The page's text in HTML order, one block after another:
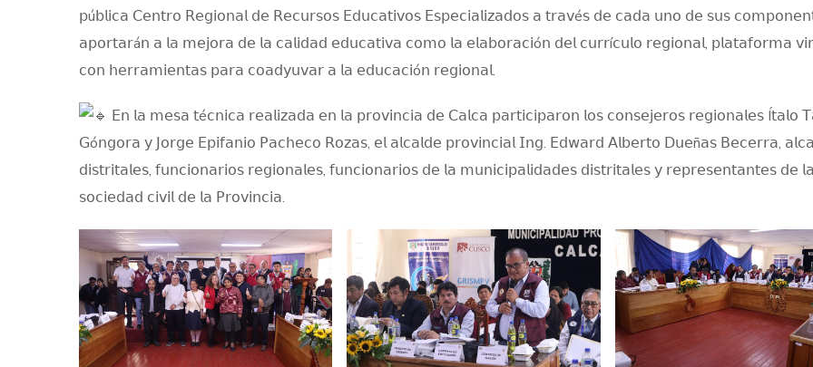
𝗉ú𝖻𝗅𝗂𝖼𝖺 𝖢𝖾𝗇𝗍𝗋𝗈 𝖱𝖾𝗀𝗂𝗈𝗇𝖺𝗅 𝖽𝖾 𝖱𝖾𝖼𝗎𝗋𝗌𝗈𝗌 𝖤𝖽𝗎𝖼𝖺𝗍𝗂𝗏𝗈𝗌 𝖤𝗌𝗉𝖾𝖼𝗂𝖺𝗅𝗂𝗓𝖺𝖽𝗈𝗌 𝖺 𝗍𝗋𝖺𝗏é𝗌 𝖽𝖾 𝖼𝖺𝖽𝖺 𝗎𝗇𝗈 𝖽𝖾 𝗌𝗎𝗌
𝖺𝗉𝗈𝗋𝗍𝖺𝗋á𝗇 𝖺 𝗅𝖺 𝗆𝖾𝗃𝗈𝗋𝖺 𝖽𝖾 𝗅𝖺 𝖼𝖺𝗅𝗂𝖽𝖺𝖽 𝖾𝖽𝗎𝖼𝖺𝗍𝗂𝗏𝖺 𝖼𝗈𝗆𝗈 𝗅𝖺 𝖾𝗅𝖺𝖻𝗈𝗋𝖺𝖼𝗂ó𝗇 𝖽𝖾𝗅 𝖼𝗎𝗋𝗋í𝖼𝗎𝗅𝗈 𝗋𝖾𝗀𝗂𝗈𝗇𝖺𝗅, 𝗉𝗅𝖺𝗍𝖺𝖿𝗈𝗋𝗆𝖺
𝖼𝗈𝗇 𝗁𝖾𝗋𝗋𝖺𝗆𝗂𝖾𝗇𝗍𝖺𝗌 𝗉𝖺𝗋𝖺 𝖼𝗈𝖺𝖽𝗒𝗎𝗏𝖺𝗋 𝖺 𝗅𝖺 𝖾𝖽𝗎𝖼𝖺𝖼𝗂ó𝗇 𝗋𝖾𝗀𝗂𝗈𝗇𝖺𝗅.
𝖤𝗇 𝗅𝖺 𝗆𝖾𝗌𝖺 𝗍é𝖼𝗇𝗂𝖼𝖺 𝗋𝖾𝖺𝗅𝗂𝗓𝖺𝖽𝖺 𝖾𝗇 𝗅𝖺 𝗉𝗋𝗈𝗏𝗂𝗇𝖼𝗂𝖺 𝖽𝖾 𝖢𝖺𝗅𝖼𝖺 𝗉𝖺𝗋𝗍𝗂𝖼𝗂𝗉𝖺𝗋𝗈𝗇 𝗅𝗈𝗌 𝖼𝗈𝗇𝗌𝖾𝗃𝖾𝗋𝗈𝗌 𝗋𝖾𝗀𝗂𝗈𝗇𝖺𝗅𝖾𝗌 Í𝗍𝖺𝗅𝗈
𝖦ó𝗇𝗀𝗈𝗋𝖺 𝗒 𝖩𝗈𝗋𝗀𝖾 𝖤𝗉𝗂𝖿𝖺𝗇𝗂𝗈 𝖯𝖺𝖼𝗁𝖾𝖼𝗈 𝖱𝗈𝗓𝖺𝗌, 𝖾𝗅 𝖺𝗅𝖼𝖺𝗅𝖽𝖾 𝗉𝗋𝗈𝗏𝗂𝗇𝖼𝗂𝖺𝗅 𝖨𝗇𝗀. 𝖤𝖽𝗐𝖺𝗋𝖽 𝖠𝗅𝖻𝖾𝗋𝗍𝗈 𝖣𝗎𝖾ñ𝖺𝗌 𝖡𝖾𝖼𝖾𝗋𝗋𝖺,
𝖽𝗂𝗌𝗍𝗋𝗂𝗍𝖺𝗅𝖾𝗌, 𝖿𝗎𝗇𝖼𝗂𝗈𝗇𝖺𝗋𝗂𝗈𝗌 𝗋𝖾𝗀𝗂𝗈𝗇𝖺𝗅𝖾𝗌, 𝖿𝗎𝗇𝖼𝗂𝗈𝗇𝖺𝗋𝗂𝗈𝗌 𝖽𝖾 𝗅𝖺 𝗆𝗎𝗇𝗂𝖼𝗂𝗉𝖺𝗅𝗂𝖽𝖺𝖽𝖾𝗌 𝖽𝗂𝗌𝗍𝗋𝗂𝗍𝖺𝗅𝖾𝗌 𝗒 𝗋𝖾𝗉𝗋𝖾𝗌𝖾𝗇𝗍𝖺𝗇𝗍𝖾𝗌 𝖽𝖾
𝗌𝗈𝖼𝗂𝖾𝖽𝖺𝖽 𝖼𝗂𝗏𝗂𝗅 𝖽𝖾 𝗅𝖺 𝖯𝗋𝗈𝗏𝗂𝗇𝖼𝗂𝖺.